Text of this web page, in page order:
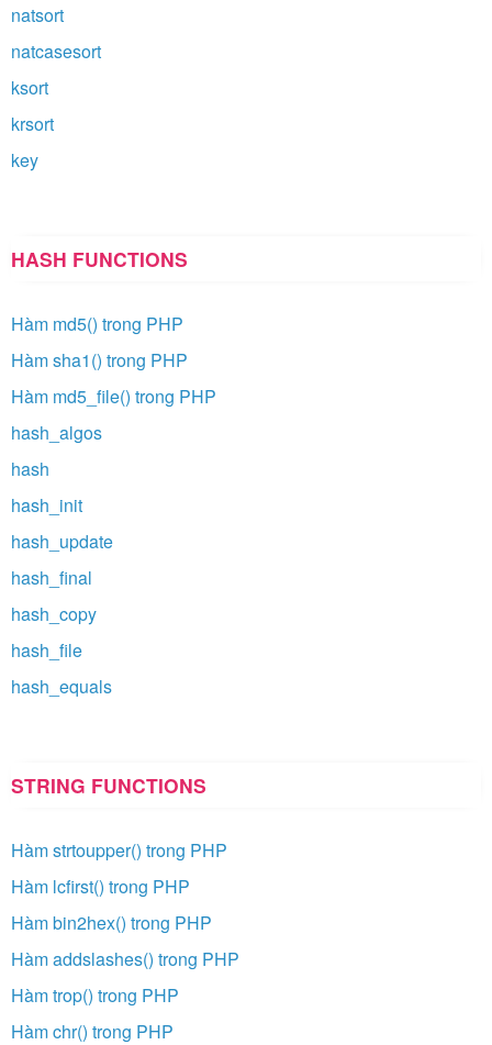
natsort
natcasesort
ksort
krsort
key
HASH FUNCTIONS
Hàm md5() trong PHP
Hàm sha1() trong PHP
Hàm md5_file() trong PHP
hash_algos
hash
hash_init
hash_update
hash_final
hash_copy
hash_file
hash_equals
STRING FUNCTIONS
Hàm strtoupper() trong PHP
Hàm lcfirst() trong PHP
Hàm bin2hex() trong PHP
Hàm addslashes() trong PHP
Hàm trop() trong PHP
Hàm chr() trong PHP